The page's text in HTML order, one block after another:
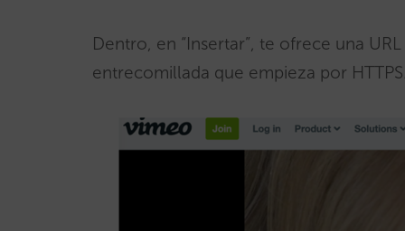
Dentro, en “Insertar”, te ofrece una
entrecomillada que empieza por